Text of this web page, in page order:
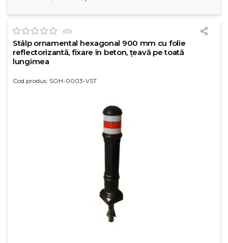
(0)
Stâlp ornamental hexagonal 900 mm cu folie
reflectorizantă, fixare în beton, țeavă pe toată
lungimea
Cod produs: SOH-0003-VST